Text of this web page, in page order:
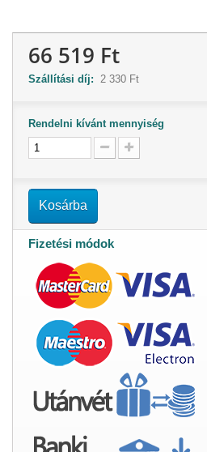
66 519 Ft
Szállítási díj: 2 330 Ft
Rendelni kívánt mennyiség
Kosárba
Fizetési módok